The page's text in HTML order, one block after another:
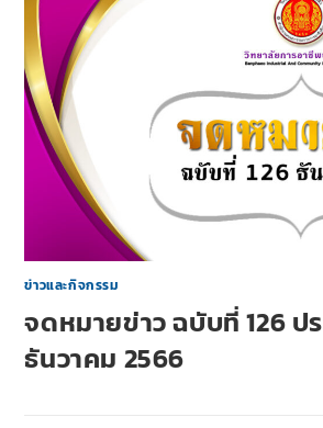
ข่าวและกิจกรรม
จดหมายข่าว ฉบับที่ 126 ป
ธันวาคม 2566